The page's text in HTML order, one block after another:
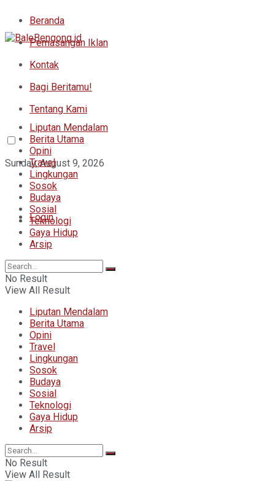
Beranda
Pemasangan Iklan
Kontak
Bagi Beritamu!
Tentang Kami
Sunday, August 9, 2026
Login
Liputan Mendalam
Berita Utama
Opini
Travel
Lingkungan
Sosok
Budaya
Sosial
Teknologi
Gaya Hidup
Arsip
No Result
View All Result
Liputan Mendalam
Berita Utama
Opini
Travel
Lingkungan
Sosok
Budaya
Sosial
Teknologi
Gaya Hidup
Arsip
No Result
View All Result